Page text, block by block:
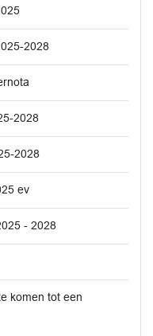
2028
2028
2028
ev
- 2028
komen tot een